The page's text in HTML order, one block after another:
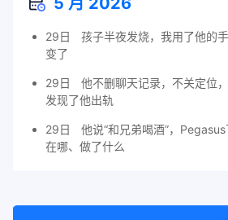
29日
孩子半夜发烧，我用了他的
变了
29日
他不删聊天记录，不关定位
发现了他出轨
29日
他说“和兄弟喝酒”，Pegasus
在哪、做了什么